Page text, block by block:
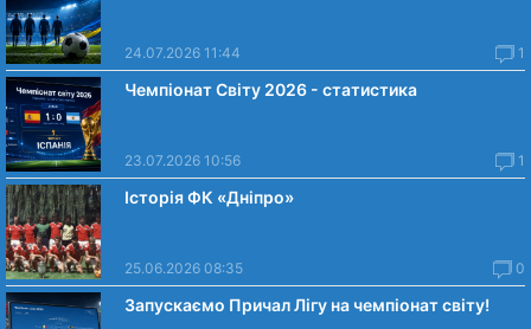
24.07.2026 11:44 1
Чемпіонат Світу 2026 - статистика
23.07.2026 10:56 1
Історія ФК «Дніпро»
25.06.2026 08:35 0
Запускаємо Причал Лігу на чемпіонат світу!